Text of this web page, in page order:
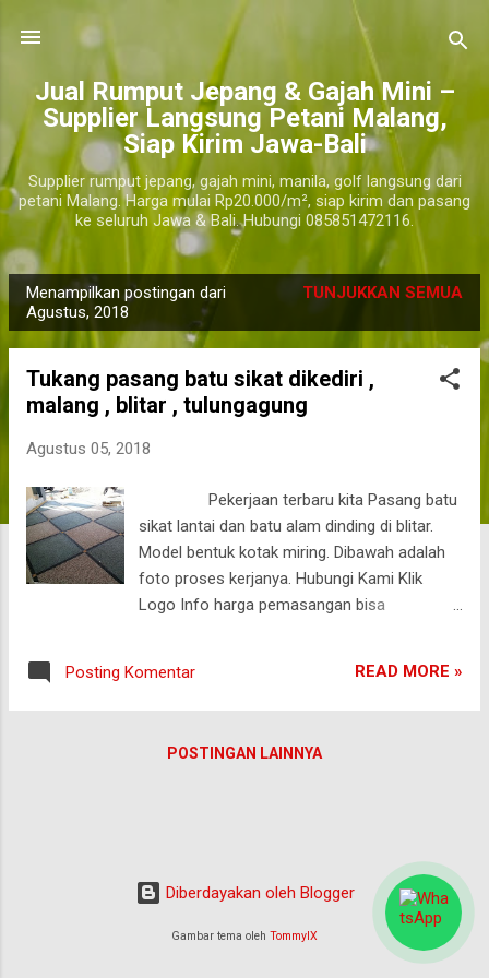
Langsung ke konten utama
​Jual Rumput Jepang & Gajah Mini –
Supplier Langsung Petani Malang,
Siap Kirim Jawa-Bali
Supplier rumput jepang, gajah mini, manila, golf langsung dari
petani Malang. Harga mulai Rp20.000/m², siap kirim dan pasang
ke seluruh Jawa & Bali. Hubungi 085851472116.
o
Menampilkan postingan dari
Agustus, 2018
TUNJUKKAN SEMUA
Tukang pasang batu sikat dikediri ,
malang , blitar , tulungagung
Agustus 05, 2018
Pekerjaan terbaru kita Pasang batu
sikat lantai dan batu alam dinding di blitar.
Model bentuk kotak miring. Dibawah adalah
foto proses kerjanya. Hubungi Kami Klik
Logo Info harga pemasangan bisa
telpon)
Posting Komentar READ MORE »
POSTINGAN LAINNYA
Diberdayakan oleh Blogger
Gambar tema oleh TommyIX